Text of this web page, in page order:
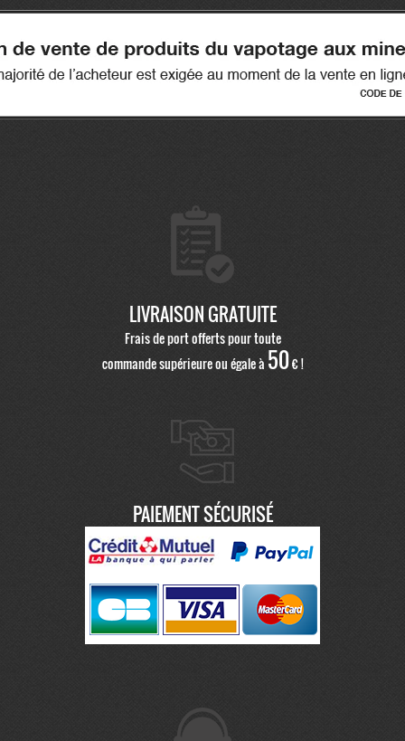
LIVRAISON GRATUITE
Frais de port offerts pour toute
commande supérieure ou égale à 50€ !
PAIEMENT SÉCURISÉ